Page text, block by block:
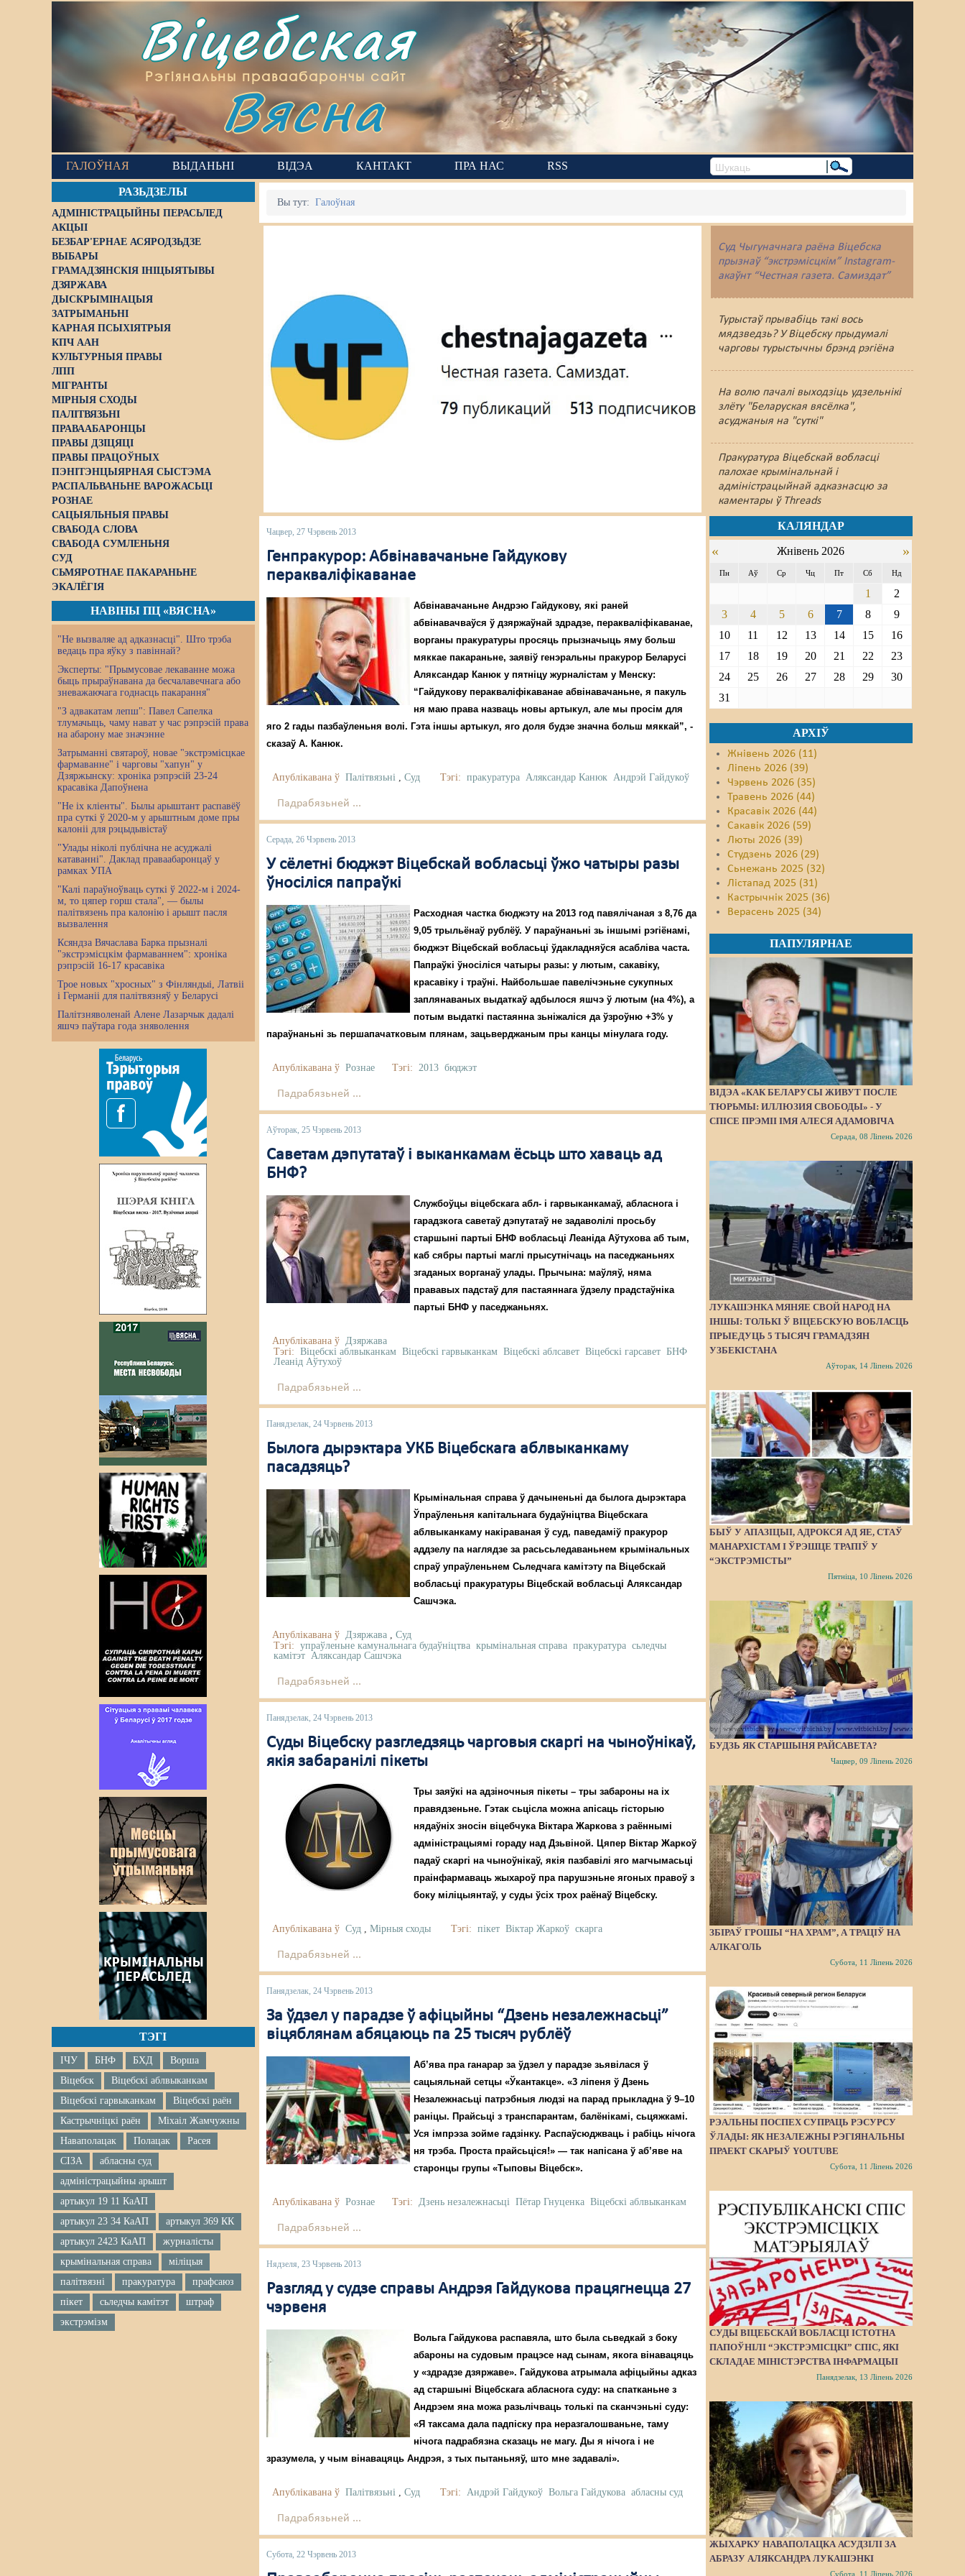
Віцебская
Рэгіянальны праваабарончы сайт
Вясна
ГАЛОЎНАЯ ВЫДАНЬНІ ВІДЭА КАНТАКТ ПРА НАС RSS
РАЗЬДЗЕЛЫ
АДМІНІСТРАЦЫЙНЫ ПЕРАСЬЛЕД
АКЦЫІ
БЕЗБАР'ЕРНАЕ АСЯРОДЗЬДЗЕ
ВЫБАРЫ
ГРАМАДЗЯНСКІЯ ІНІЦЫЯТЫВЫ
ДЗЯРЖАВА
ДЫСКРЫМІНАЦЫЯ
ЗАТРЫМАНЬНІ
КАРНАЯ ПСЫХІЯТРЫЯ
КПЧ ААН
КУЛЬТУРНЫЯ ПРАВЫ
ЛПП
МІГРАНТЫ
МІРНЫЯ СХОДЫ
ПАЛІТВЯЗЬНІ
ПРАВААБАРОНЦЫ
ПРАВЫ ДЗІЦЯЦІ
ПРАВЫ ПРАЦОЎНЫХ
ПЭНІТЭНЦЫЯРНАЯ СЫСТЭМА
РАСПАЛЬВАНЬНЕ ВАРОЖАСЬЦІ
РОЗНАЕ
САЦЫЯЛЬНЫЯ ПРАВЫ
СВАБОДА СЛОВА
СВАБОДА СУМЛЕНЬНЯ
СУД
СЬМЯРОТНАЕ ПАКАРАНЬНЕ
ЭКАЛЁГІЯ
НАВІНЫ ПЦ «ВЯСНА»
"Не вызваляе ад адказнасці". Што трэба
ведаць пра яўку з павіннай?
Эксперты: "Прымусовае лекаванне можа
быць прыраўнавана да бесчалавечнага або
зневажаючага годнасць пакарання"
"З адвакатам лепш": Павел Сапелка
тлумачыць, чаму нават у час рэпрэсій права
на абарону мае значэнне
Затрыманні святароў, новае "экстрэмісцкае
фармаванне" і чарговы "хапун" у
Дзяржынску: хроніка рэпрэсій 23-24
красавіка Дапоўнена
"Не іх кліенты". Былы арыштант распавёў
пра суткі ў 2020-м у арыштным доме пры
калоніі для рэцыдывістаў
"Улады ніколі публічна не асуджалі
катаванні". Даклад праваабаронцаў у
рамках УПА
"Калі параўноўваць суткі ў 2022-м і 2024-
м, то цяпер горш стала", — былы
палітвязень пра калонію і арышт пасля
вызвалення
Ксяндза Вячаслава Барка прызналі
"экстрэмісцкім фармаваннем": хроніка
рэпрэсій 16-17 красавіка
Трое новых "хросных" з Фінляндыі, Латвіі
і Германіі для палітвязняў у Беларусі
Палітзняволенай Алене Лазарчык дадалі
яшчэ паўтара года зняволення
ТЭГІ
ІЧУ БНФ БХД
Ворша
Віцебск
Віцебскі аблвыканкам
Віцебскі гарвыканкам
Віцебскі раён
Кастрычніцкі раён
Міхаіл Жамчужны
Наваполацак
Полацак
Расея
СІЗА
абласны суд
адміністрацыйны арышт
артыкул 19 11 КаАП
артыкул 23 34 КаАП
артыкул 369 КК
артыкул 2423 КаАП
журналісты
крымінальная справа
міліцыя
палітвязні
пракуратура
прафсаюз
пікет
сьледчы камітэт
штраф
экстрэмізм
Вы тут:Галоўная
Суд Чыгуначнага раёна Віцебска
прызнаў “экстрэмісцкім” Instagram-
акаўнт “Честная газета. Самиздат”
Турыстаў прывабіць такі вось
мядзведзь? У Віцебску прыдумалі
чарговы турыстычны брэнд рэгіёна
На волю пачалі выходзіць удзельнікі
злёту "Беларуская вясёлка",
асуджаныя на "суткі"
Пракуратура Віцебскай вобласці
палохае крымінальнай і
адміністрацыйнай адказнасцю за
каментары ў Threads
Чацвер, 27 Чэрвень 2013
Генпракурор: Абвінавачаньне Гайдукову
перакваліфікаванае
Абвінавачаньне Андрэю Гайдукову, які раней
абвінавачваўся ў дзяржаўнай здрадзе, перакваліфікаванае,
ворганы пракуратуры просяць прызначыць яму больш
мяккае пакараньне, заявіў генэральны пракурор Беларусі
Аляксандар Канюк у пятніцу журналістам у Менску:
“Гайдукову перакваліфікаванае абвінавачаньне, я пакуль
ня маю права назваць новы артыкул, але мы просім для
яго 2 гады пазбаўленьня волі. Гэта іншы артыкул, яго доля будзе значна больш мяккай”, -
сказаў А. Канюк.
Апублікавана ў Палітвязьні ,Суд Тэгі: пракуратура Аляксандар Канюк Андрэй Гайдукоў
Падрабязьней ...
Серада, 26 Чэрвень 2013
У сёлетні бюджэт Віцебскай вобласьці ўжо чатыры разы
ўносіліcя папраўкі
Расходная частка бюджэту на 2013 год павялічаная з 8,76 да
9,05 трыльёнаў рублёў. У параўнаньні зь іншымі рэгіёнамі,
бюджэт Віцебскай вобласьці ўдакладняўся асабліва часта.
Папраўкі ўносіліся чатыры разы: у лютым, сакавіку,
красавіку і траўні. Найбольшае павелічэньне сукупных
заплянаваных выдаткаў адбылося яшчэ ў лютым (на 4%), а
потым выдаткі пастаянна зьніжаліся да ўзроўню +3% у
параўнаньні зь першапачатковым плянам, зацьверджаным пры канцы мінулага году.
Апублікавана ў Рознае Тэгі: 2013 бюджэт
Падрабязьней ...
Аўторак, 25 Чэрвень 2013
Саветам дэпутатаў і выканкамам ёсьць што хаваць ад
БНФ?
Службоўцы віцебскага абл- і гарвыканкамаў, абласнога і
гарадзкога саветаў дэпутатаў не задаволілі просьбу
старшыні партыі БНФ вобласьці Леаніда Аўтухова аб тым,
каб сябры партыі маглі прысутнічаць на паседжаньнях
згаданых ворганаў улады. Прычына: маўляў, няма
прававых падстаў для пастаяннага ўдзелу прадстаўніка
партыі БНФ у паседжаньнях.
Апублікавана ў Дзяржава
Тэгі:
Віцебскі аблвыканкам Віцебскі гарвыканкам Віцебскі аблсавет Віцебскі гарсавет БНФ
Леанід Аўтухоў
Падрабязьней ...
Панядзелак, 24 Чэрвень 2013
Былога дырэктара УКБ Віцебскага аблвыканкаму
пасадзяць?
Крымінальная справа ў дачыненьні да былога дырэктара
Ўпраўленьня капітальнага будаўніцтва Віцебскага
аблвыканкаму накіраваная ў суд, паведаміў пракурор
аддзелу па наглядзе за расьсьледаваньнем крымінальных
спраў упраўленьнем Сьледчага камітэту па Віцебскай
вобласьці пракуратуры Віцебскай вобласьці Аляксандар
Сашчэка.
Апублікавана ў Дзяржава ,Суд
Тэгі:
упраўленьне камунальнага будаўніцтва крымінальная справа пракуратура сьледчы
камітэт Аляксандар Сашчэка
Падрабязьней ...
Панядзелак, 24 Чэрвень 2013
Суды Віцебску разгледзяць чарговыя скаргі на чыноўнікаў,
якія забаранілі пікеты
Тры заяўкі на адзіночныя пікеты – тры забароны на іх
правядзеньне. Гэтак сьцісла можна апісаць гісторыю
нядаўніх зносін віцебчука Віктара Жаркова з раённымі
адміністрацыямі гораду над Дзьвіной. Цяпер Віктар Жаркоў
падаў скаргі на чыноўнікаў, якія пазбавілі яго магчымасьці
праінфармаваць жыхароў пра парушэньне ягоных правоў з
боку міліцыянтаў, у суды ўсіх трох раёнаў Віцебску.
Апублікавана ў Суд ,Мірныя сходы Тэгі: пікет Віктар Жаркоў скарга
Падрабязьней ...
Панядзелак, 24 Чэрвень 2013
За ўдзел у парадзе ў афіцыйны “Дзень незалежнасьці”
віцяблянам абяцаюць па 25 тысяч рублёў
Аб’ява пра ганарар за ўдзел у парадзе зьявілася ў
сацыяльнай сетцы «Ўкантакце». «3 ліпеня ў Дзень
Незалежнасьці патрэбныя людзі на парад прыкладна ў 9–10
раніцы. Прайсьці з транспарантам, балёнікамі, сьцяжкамі.
Уся імпрэза зойме гадзінку. Распаўсюджваць і рабіць нічога
ня трэба. Проста прайсьціся!» — так напісана ў аб’яве на
старонцы групы «Тыповы Віцебск».
Апублікавана ў Рознае Тэгі: Дзень незалежнасьці Пётар Гнуценка Віцебскі аблвыканкам
Падрабязьней ...
Нядзеля, 23 Чэрвень 2013
Разгляд у судзе справы Андрэя Гайдукова працягнецца 27
чэрвеня
Вольга Гайдукова распавяла, што была сьведкай з боку
абароны на судовым працэсе над сынам, якога вінавацяць
у «здрадзе дзяржаве». Гайдукова атрымала афіцыйны адказ
ад старшыні Віцебскага абласнога суду: на спатканьне з
Андрэем яна можа разьлічваць толькі па сканчэньні суду:
«Я таксама дала падпіску пра неразгалошваньне, таму
нічога падрабязна сказаць не магу. Ды я нічога і не
зразумела, у чым вінавацяць Андрэя, з тых пытаньняў, што мне задавалі».
Апублікавана ў Палітвязьні ,Суд Тэгі: Андрэй Гайдукоў Вольга Гайдукова абласны суд
Падрабязьней ...
Субота, 22 Чэрвень 2013
КАЛЯНДАР
« Жнівень 2026 »
Пн Аў Ср Чц Пт Сб Нд
1
2
3
4 5 6 7 8
9
10
11 12 13 14 15
16
17
18 19 20 21 22
23
24
25 26 27 28 29
30
31
АРХІЎ
Жнівень 2026 (11)
Ліпень 2026 (39)
Чэрвень 2026 (35)
Травень 2026 (44)
Красавік 2026 (44)
Сакавік 2026 (59)
Люты 2026 (39)
Студзень 2026 (29)
Сьнежань 2025 (32)
Лістапад 2025 (31)
Кастрычнік 2025 (36)
Верасень 2025 (34)
ПАПУЛЯРНАЕ
ВІДЭА «КАК БЕЛАРУСЫ ЖИВУТ ПОСЛЕ
ТЮРЬМЫ: ИЛЛЮЗИЯ СВОБОДЫ» - У
СПІСЕ ПРЭМІІ ІМЯ АЛЕСЯ АДАМОВІЧА
Серада, 08 Ліпень 2026
ЛУКАШЭНКА МЯНЯЕ СВОЙ НАРОД НА
ІНШЫ: ТОЛЬКІ Ў ВІЦЕБСКУЮ ВОБЛАСЦЬ
ПРЫЕДУЦЬ 5 ТЫСЯЧ ГРАМАДЗЯН
УЗБЕКІСТАНА
Аўторак, 14 Ліпень 2026
БЫЎ У АПАЗІЦЫІ, АДРОКСЯ АД ЯЕ, СТАЎ
МАНАРХІСТАМ І ЎРЭШЦЕ ТРАПІЎ У
“ЭКСТРЭМІСТЫ”
Пятніца, 10 Ліпень 2026
БУДЗЬ ЯК СТАРШЫНЯ РАЙСАВЕТА?
Чацвер, 09 Ліпень 2026
ЗБІРАЎ ГРОШЫ “НА ХРАМ”, А ТРАЦІЎ НА
АЛКАГОЛЬ
Субота, 11 Ліпень 2026
РЭАЛЬНЫ ПОСПЕХ СУПРАЦЬ РЭСУРСУ
ЎЛАДЫ: ЯК НЕЗАЛЕЖНЫ РЭГІЯНАЛЬНЫ
ПРАЕКТ СКАРЫЎ YOUTUBE
Субота, 11 Ліпень 2026
СУДЫ ВІЦЕБСКАЙ ВОБЛАСЦІ ІСТОТНА
ПАПОЎНІЛІ “ЭКСТРЭМІСЦКІ” СПІС, ЯКІ
СКЛАДАЕ МІНІСТЭРСТВА ІНФАРМАЦЫІ
Панядзелак, 13 Ліпень 2026
ЖЫХАРКУ НАВАПОЛАЦКА АСУДЗІЛІ ЗА
АБРАЗУ АЛЯКСАНДРА ЛУКАШЭНКІ
Субота, 11 Ліпень 2026